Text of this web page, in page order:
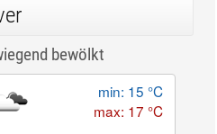
bewölkt
min: 15 °C
max: 17 °C